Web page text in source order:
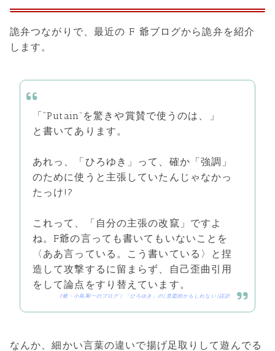
詭弁つながりで、最近の F 爺ブログから詭弁を紹介
します。
「“Putain”を驚きや賞賛で使うのは、」
と書いてあります。
あれっ、「ひろゆき」って、確か「強調」
のために使うと主張していたんじゃなかっ
たっけ!?
これって、「自分の主張の改竄」ですよ
ね。F爺の言っても書いてもいないことを
〈ああ言っている。こう書いている〉と捏
造して攻撃するに留まらず、自己歪曲引用
をして論点をすり替えています。
F爺・小島剛一のブログ | 「ひろゆき」の(意図的かもしれない)誤訳
なんか、細かい言葉の違いで揚げ足取りして遊んでる